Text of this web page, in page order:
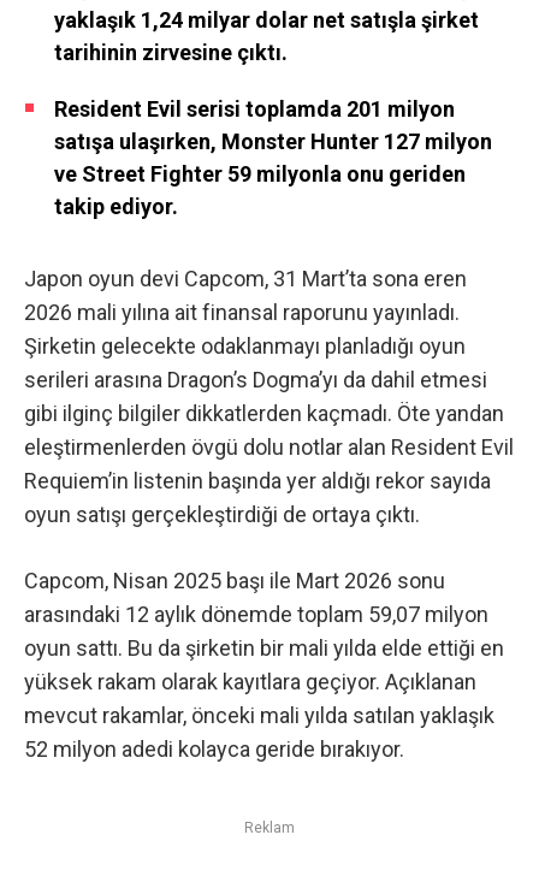
yaklaşık 1,24 milyar dolar net satışla şirket
tarihinin zirvesine çıktı.
Resident Evil serisi toplamda 201 milyon
satışa ulaşırken, Monster Hunter 127 milyon
ve Street Fighter 59 milyonla onu geriden
takip ediyor.
Japon oyun devi Capcom, 31 Mart’ta sona eren
2026 mali yılına ait finansal raporunu yayınladı.
Şirketin gelecekte odaklanmayı planladığı oyun
serileri arasına Dragon’s Dogma’yı da dahil etmesi
gibi ilginç bilgiler dikkatlerden kaçmadı. Öte yandan
eleştirmenlerden övgü dolu notlar alan Resident Evil
Requiem’in listenin başında yer aldığı rekor sayıda
oyun satışı gerçekleştirdiği de ortaya çıktı.
Capcom, Nisan 2025 başı ile Mart 2026 sonu
arasındaki 12 aylık dönemde toplam 59,07 milyon
oyun sattı. Bu da şirketin bir mali yılda elde ettiği en
yüksek rakam olarak kayıtlara geçiyor. Açıklanan
mevcut rakamlar, önceki mali yılda satılan yaklaşık
52 milyon adedi kolayca geride bırakıyor.
Reklam